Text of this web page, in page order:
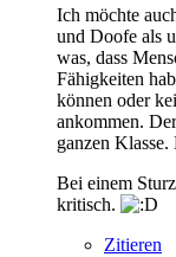
Ich möchte
und Doofe als
was, dass
Fähigkeiten
können oder
ankommen.
ganzen
Bei einem
kritisch.
Zitieren